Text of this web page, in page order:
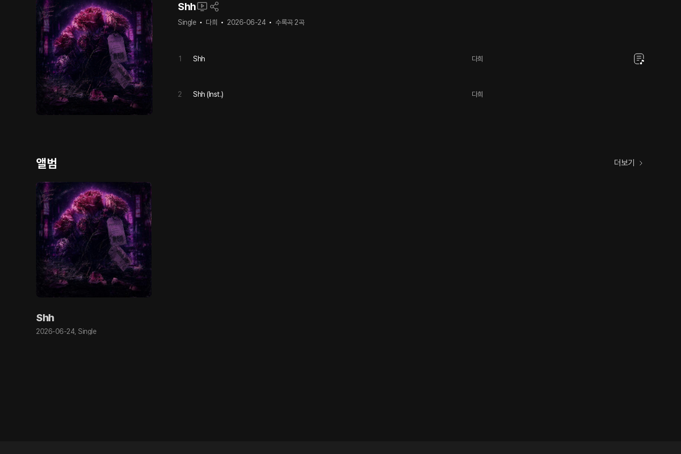
Shh
Single 다희 2026-06-24 수록곡 2곡
1 Shh 다희
2 Shh (Inst.) 다희
앨범 더보기
Shh
2026-06-24 ,Single